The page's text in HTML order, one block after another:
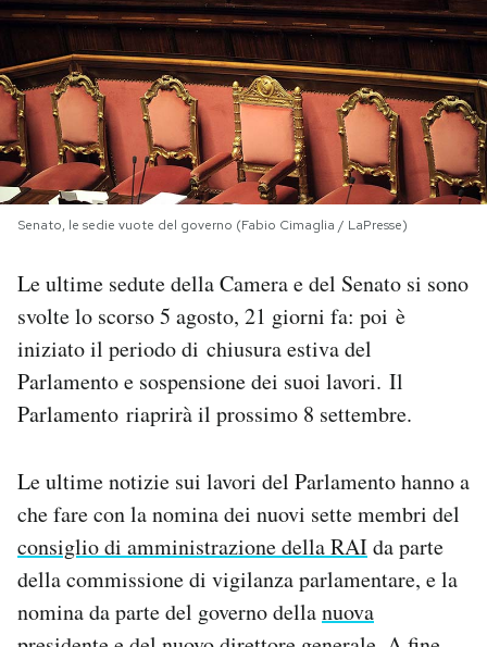
Sport
Mondiali calcio 2026
PODCAST
NEWSLETTER
SHOP
AREA PERSONALE
Area Personale
Newsletter
Notifiche mobile
Regala il Post
Hai bisogno di aiuto?
Senato, le sedie vuote del governo (Fabio Cimaglia / LaPresse)
Le ultime sedute della Camera e del Senato si sono
svolte lo scorso 5 agosto, 21 giorni fa: poi è
iniziato il periodo di chiusura estiva del
Parlamento e sospensione dei suoi lavori. Il
Parlamento riaprirà il prossimo 8 settembre.
Le ultime notizie sui lavori del Parlamento hanno a
che fare con la nomina dei nuovi sette membri del
consiglio di amministrazione della RAIda parte
della commissione di vigilanza parlamentare, e la
nomina da parte del governo dellanuova